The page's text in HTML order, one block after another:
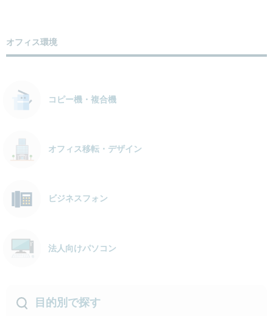
オフィス環境
コピー機・複合機
オフィス移転・デザイン
ビジネスフォン
法人向けパソコン
目的別で探す